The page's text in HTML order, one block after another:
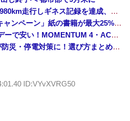
日産e-power、無給油で1980km走行しギネス記録を達成、無駄な発電や送電ロスなくEVよりエコを証明
Amazon「夏のポイントキャンペーン」紙の書籍が最大25%ポイント還元 対象と条件を整理（2026年7月）
ゼンハイザーがプライムデーで安い！MOMENTUM 4・ACCENTUMなど対象モデルまとめ！
Jackeryポータブル電源が防災・停電対策に！選び方まとめ【プライムデー最終日】
ID:VYvXVRG50